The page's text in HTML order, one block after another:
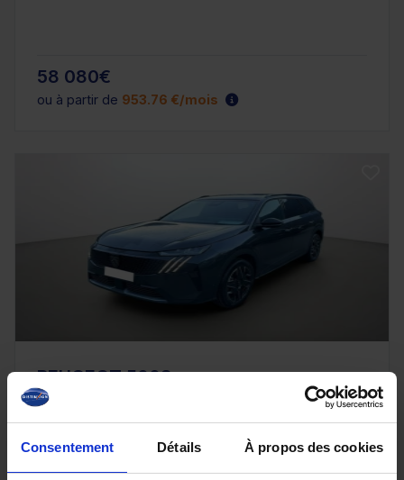
Consentement Détails À propos des cookies
58 080€
ou à partir de 953.76 €/mois
PEUGEOT 5008
HYBRID 145 E-DCS6 ALLURE PLUS
20 km - 2026 - Essence Hybride - Boîte auto